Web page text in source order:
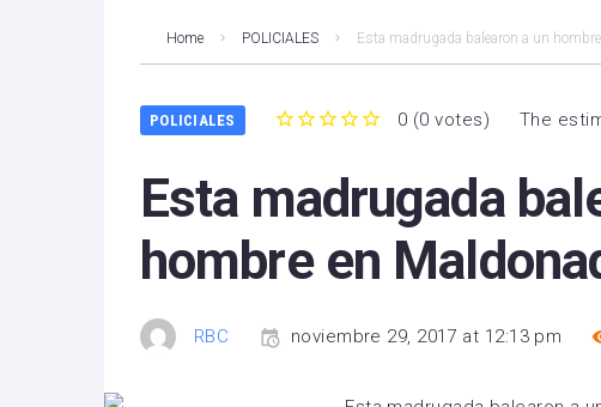
Home POLICIALES Esta madrugada balearon a un
POLICIALES 0 (0 votes) The
Esta madrugada
hombre en
RBC noviembre 29, 2017 at 12:13 pm